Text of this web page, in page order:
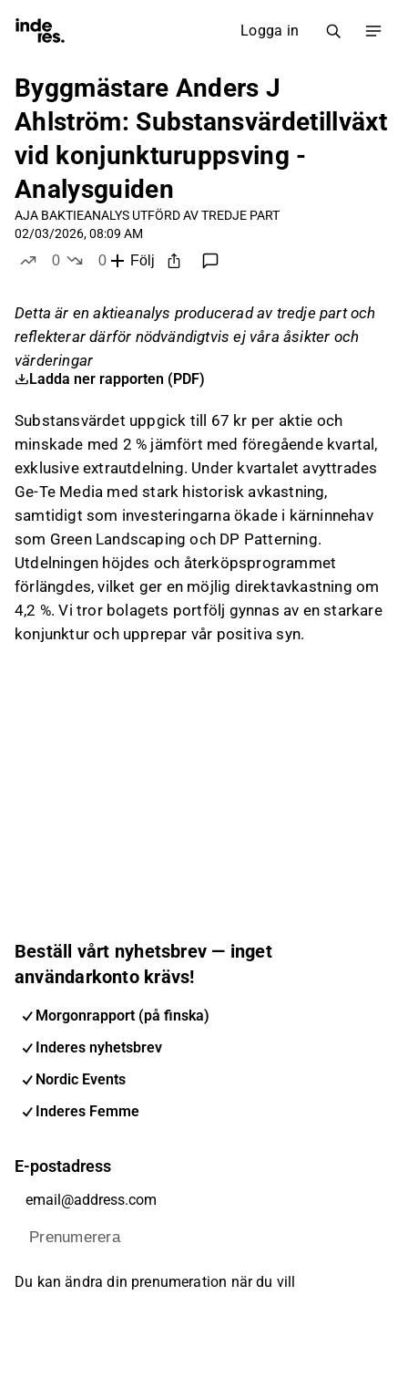
Logga in
Byggmästare Anders J
Ahlström: Substansvärdetillväxt
vid konjunkturuppsving -
Analysguiden
AJA BAKTIEANALYS UTFÖRD AV TREDJE PART
02/03/2026, 08:09 AM
0
0
Följ
Detta är en aktieanalys producerad av tredje part och
reflekterar därför nödvändigtvis ej våra åsikter och
värderingar
Ladda ner rapporten (PDF)
Substansvärdet uppgick till 67 kr per aktie och
minskade med 2 % jämfört med föregående kvartal,
exklusive extrautdelning. Under kvartalet avyttrades
Ge-Te Media med stark historisk avkastning,
samtidigt som investeringarna ökade i kärninnehav
som Green Landscaping och DP Patterning.
Utdelningen höjdes och återköpsprogrammet
förlängdes, vilket ger en möjlig direktavkastning om
4,2 %. Vi tror bolagets portfölj gynnas av en starkare
konjunktur och upprepar vår positiva syn.
Beställ vårt nyhetsbrev — inget
användarkonto krävs!
Morgonrapport (på finska)
Inderes nyhetsbrev
Nordic Events
Inderes Femme
E-postadress
Prenumerera
Du kan ändra din prenumeration när du vill